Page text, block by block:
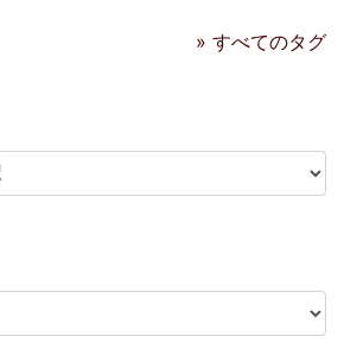
» すべてのタグ